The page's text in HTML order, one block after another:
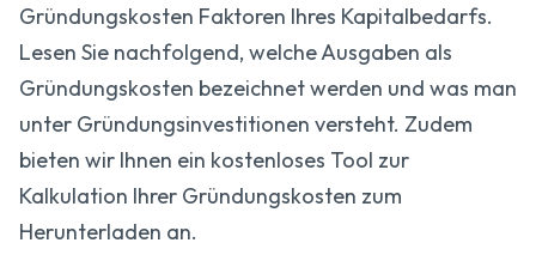
Gründungskosten Faktoren Ihres Kapitalbedarfs.
Lesen Sie nachfolgend, welche Ausgaben als
Gründungskosten bezeichnet werden und was man
unter Gründungsinvestitionen versteht. Zudem
bieten wir Ihnen ein kostenloses Tool zur
Kalkulation Ihrer Gründungskosten zum
Herunterladen an.